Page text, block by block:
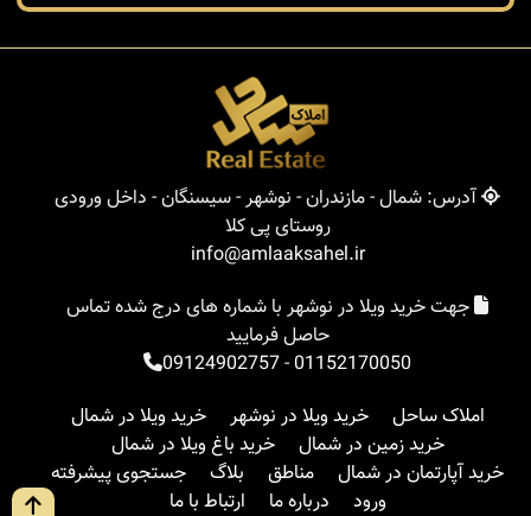
آدرس: شمال - مازندران - نوشهر - سیسنگان - داخل ورودی
روستای پی کلا
info@amlaaksahel.ir
جهت خرید ویلا در نوشهر با شماره های درج شده تماس
حاصل فرمایید
01152170050
-
09124902757
املاک ساحل
خرید ویلا در نوشهر
خرید ویلا در شمال
خرید زمین در شمال
خرید باغ ویلا در شمال
خرید آپارتمان در شمال
مناطق بلاگ
جستجوی پیشرفته
ورود
درباره ما ارتباط با ما